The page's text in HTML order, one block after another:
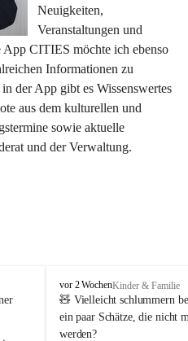
Neuigkeiten,
Veranstaltungen und
CITIES möchte ich ebenso
Informationen zu
der App gibt es Wissenswertes
aus dem kulturellen und
sowie aktuelle
und der Verwaltung.
F
r
a
x
vor 2 WochenKinder & Familie
🧸 Vielleicht schlummern
ein paar Schätze, die nicht
werden?